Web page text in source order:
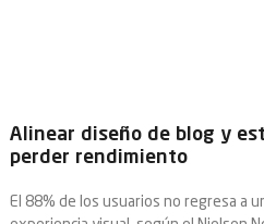
Alinear diseño de blog y
perder rendimiento
El 88% de los usuarios no regresa a